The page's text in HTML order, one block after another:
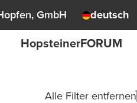
GmbH deutsch
HopsteinerFORUM
Alle Filter entfernen